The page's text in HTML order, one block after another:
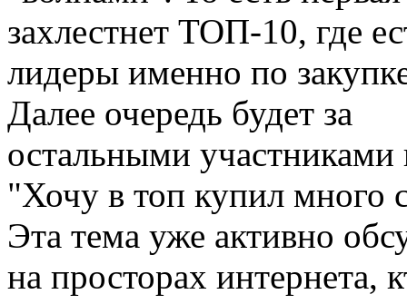
захлестнет ТОП-10, где
лидеры именно по
Далее очередь будет за
остальными участниками
"Хочу в топ купил много
Эта тема уже активно
на просторах интернета,